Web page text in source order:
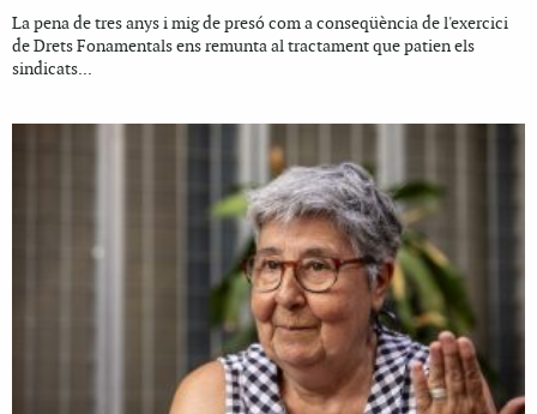
La pena de tres anys i mig de presó com a conseqüència de l'exercici
de Drets Fonamentals ens remunta al tractament que patien els
sindicats...